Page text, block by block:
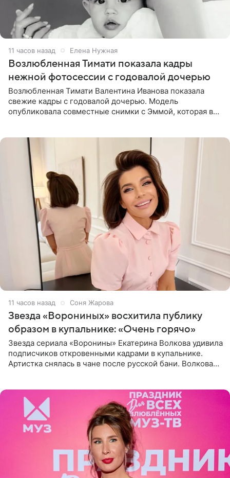
11 часов назад Елена Нужная
Возлюбленная Тимати показала кадры
нежной фотосессии с годовалой дочерью
Возлюбленная Тимати Валентина Иванова показала
свежие кадры с годовалой дочерью. Модель
опубликовала совместные снимки с Эммой, которая в
11 часов назад Соня Жарова
Звезда «Ворониных» восхитила публику
образом в купальнике: «Очень горячо»
Звезда сериала «Воронины» Екатерина Волкова удивила
подписчиков откровенными кадрами в купальнике.
Артистка снялась в чане после русской бани. Волкова